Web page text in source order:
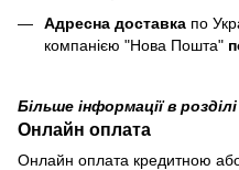
Адресна доставка по
компанією "Нова Пошта"
Більше інформації в розділі
Онлайн оплата
Онлайн оплата кредитною